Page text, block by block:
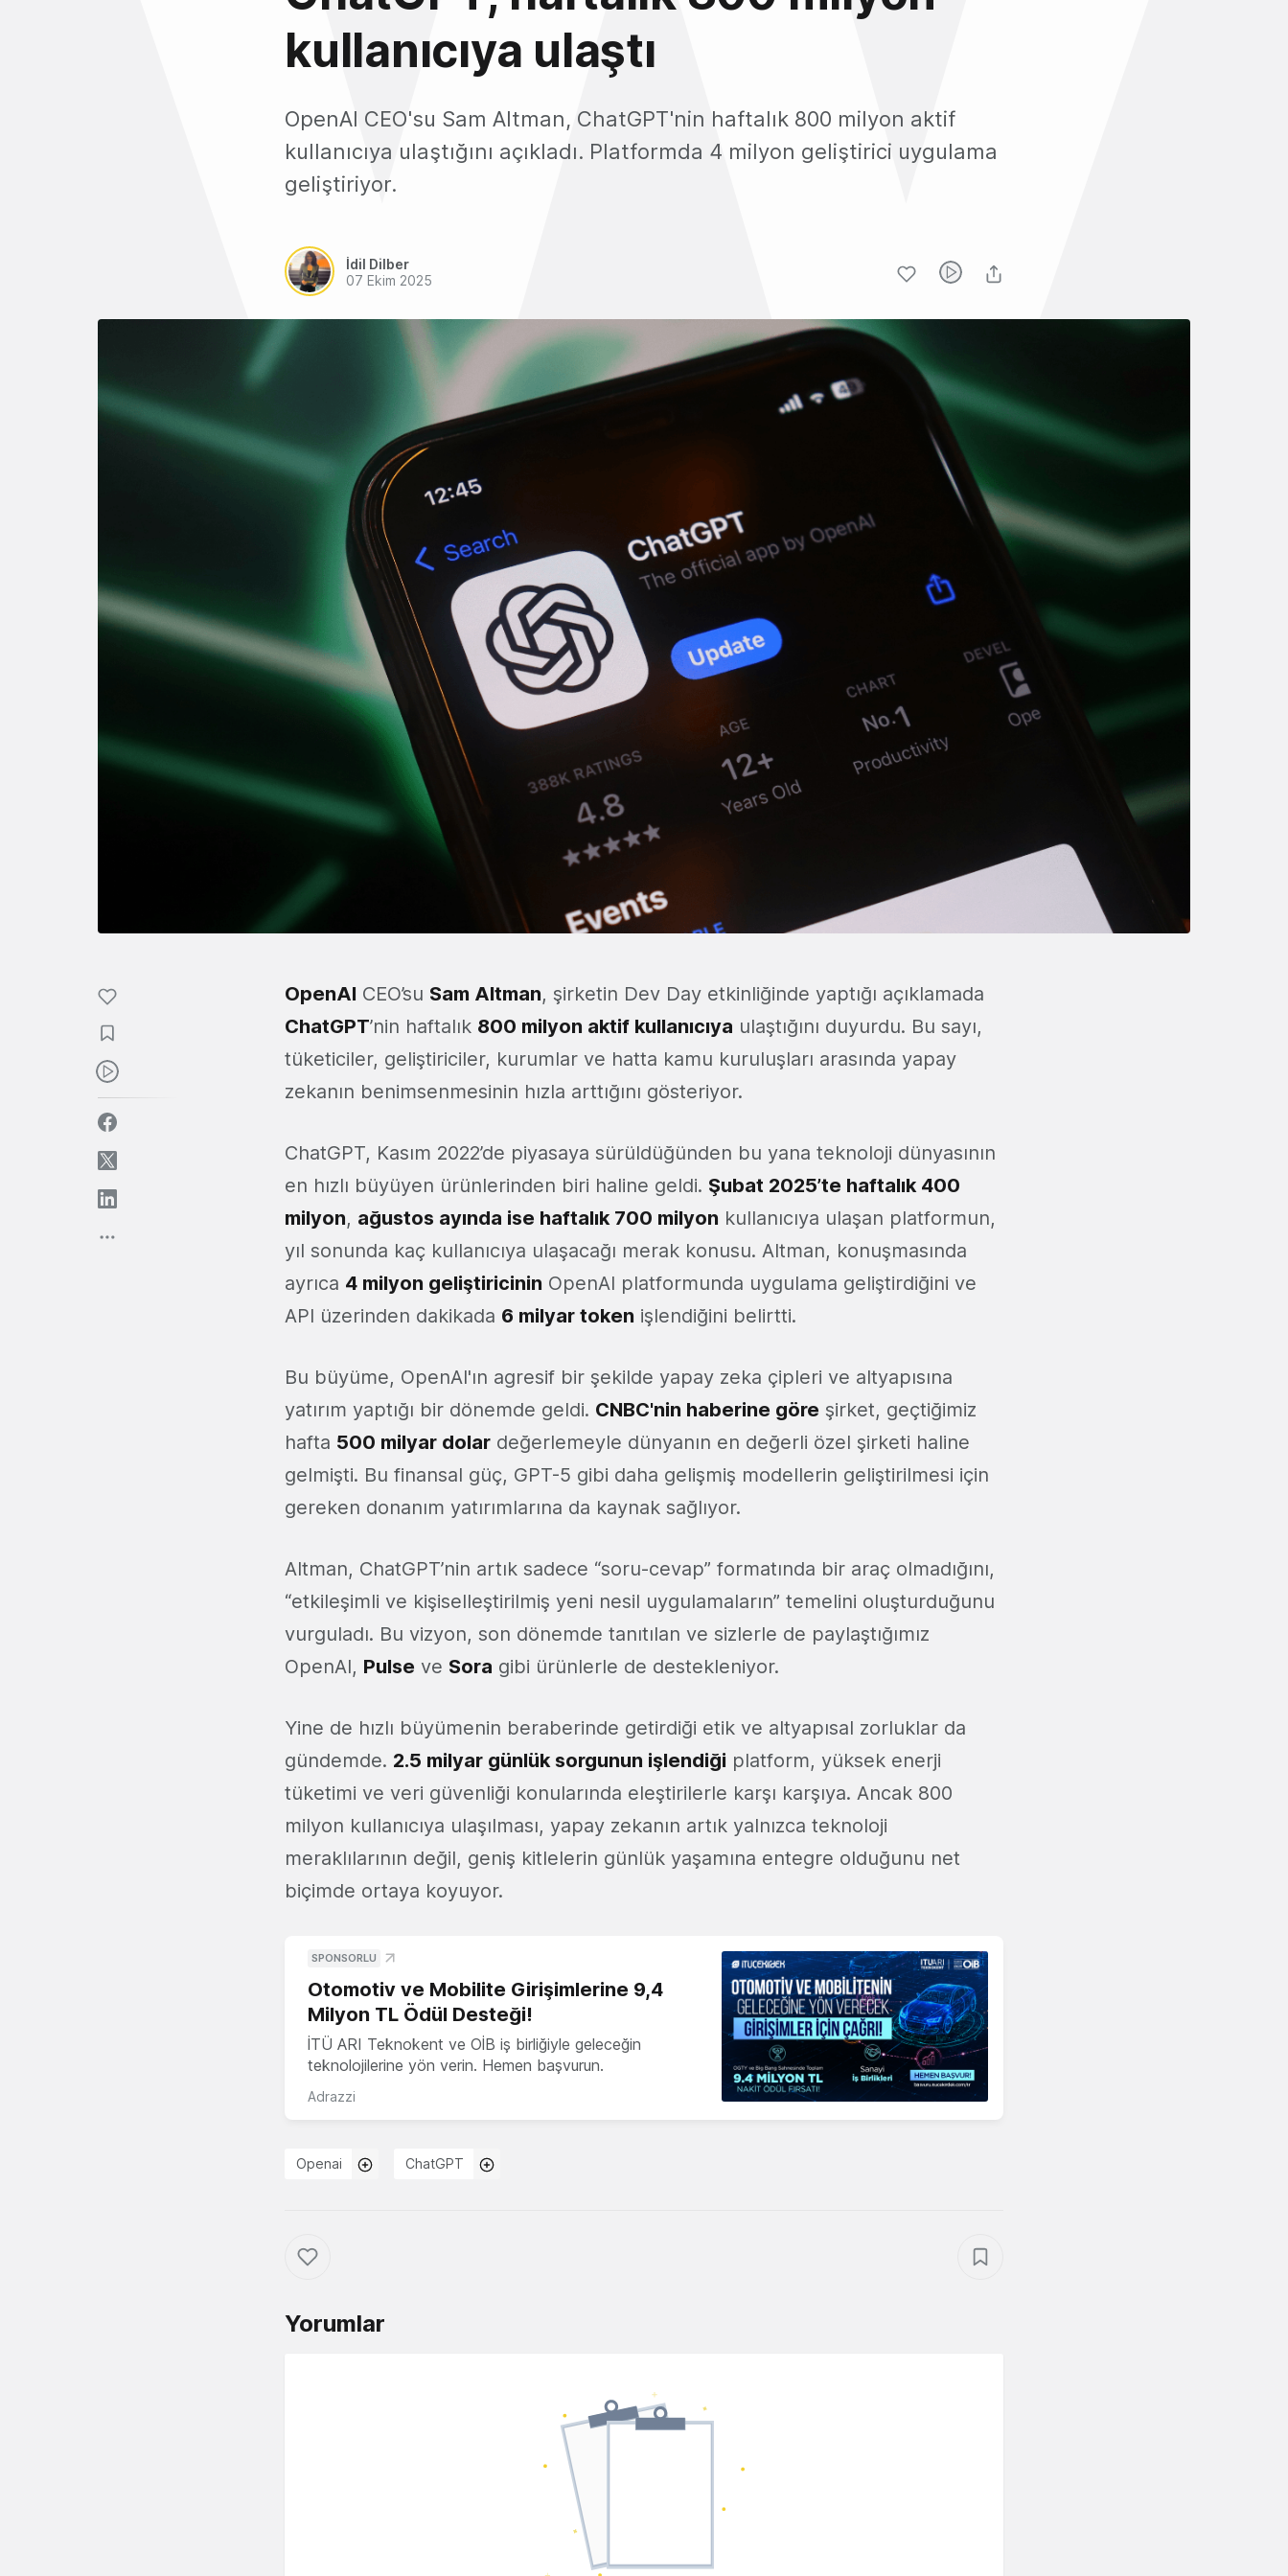
kullanıcıya ulaştı
OpenAI CEO'su Sam Altman, ChatGPT'nin haftalık 800 milyon aktif
kullanıcıya ulaştığını açıkladı. Platformda 4 milyon geliştirici uygulama
geliştiriyor.
İdil Dilber
07 Ekim 2025
OpenAI CEO’su Sam Altman, şirketin Dev Day etkinliğinde yaptığı açıklamada
ChatGPT’nin haftalık 800 milyon aktif kullanıcıya ulaştığını duyurdu. Bu sayı,
tüketiciler, geliştiriciler, kurumlar ve hatta kamu kuruluşları arasında yapay
zekanın benimsenmesinin hızla arttığını gösteriyor.
ChatGPT, Kasım 2022’de piyasaya sürüldüğünden bu yana teknoloji dünyasının
en hızlı büyüyen ürünlerinden biri haline geldi. Şubat 2025’te haftalık 400
milyon, ağustos ayında ise haftalık 700 milyon kullanıcıya ulaşan platformun,
yıl sonunda kaç kullanıcıya ulaşacağı merak konusu. Altman, konuşmasında
ayrıca 4 milyon geliştiricinin OpenAI platformunda uygulama geliştirdiğini ve
API üzerinden dakikada 6 milyar token işlendiğini belirtti.
Bu büyüme, OpenAI'ın agresif bir şekilde yapay zeka çipleri ve altyapısına
yatırım yaptığı bir dönemde geldi. CNBC'nin haberine göre şirket, geçtiğimiz
hafta 500 milyar dolar değerlemeyle dünyanın en değerli özel şirketi haline
gelmişti. Bu finansal güç, GPT-5 gibi daha gelişmiş modellerin geliştirilmesi için
gereken donanım yatırımlarına da kaynak sağlıyor.
Altman, ChatGPT’nin artık sadece “soru-cevap” formatında bir araç olmadığını,
“etkileşimli ve kişiselleştirilmiş yeni nesil uygulamaların” temelini oluşturduğunu
vurguladı. Bu vizyon, son dönemde tanıtılan ve sizlerle de paylaştığımız
OpenAI, Pulse ve Sora gibi ürünlerle de destekleniyor.
Yine de hızlı büyümenin beraberinde getirdiği etik ve altyapısal zorluklar da
gündemde. 2.5 milyar günlük sorgunun işlendiği platform, yüksek enerji
tüketimi ve veri güvenliği konularında eleştirilerle karşı karşıya. Ancak 800
milyon kullanıcıya ulaşılması, yapay zekanın artık yalnızca teknoloji
meraklılarının değil, geniş kitlelerin günlük yaşamına entegre olduğunu net
biçimde ortaya koyuyor.
SPONSORLU
Otomotiv ve Mobilite Girişimlerine 9,4
Milyon TL Ödül Desteği!
İTÜ ARI Teknokent ve OİB iş birliğiyle geleceğin
teknolojilerine yön verin. Hemen başvurun.
Adrazzi
Openai ChatGPT
Yorumlar